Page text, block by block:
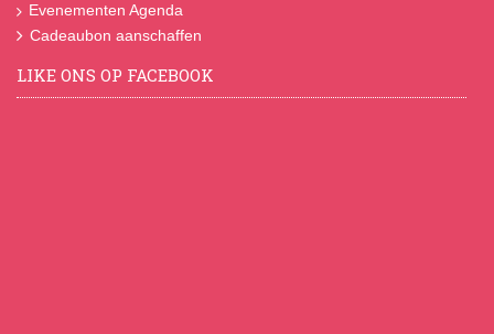
Evenementen Agenda
Cadeaubon aanschaffen
LIKE ONS OP FACEBOOK